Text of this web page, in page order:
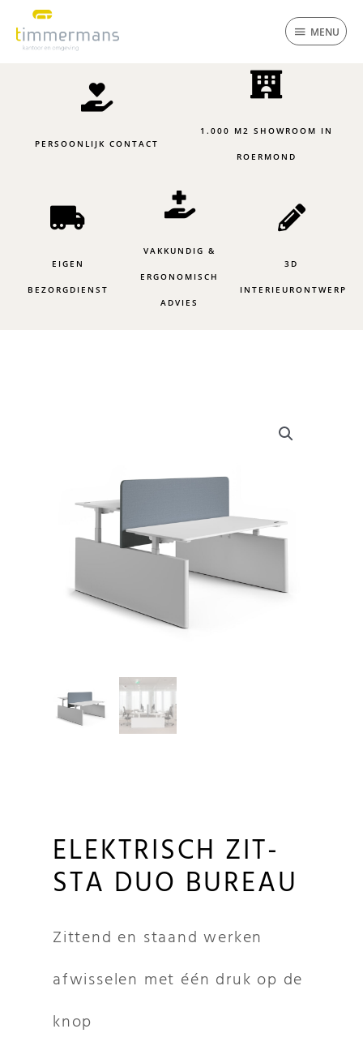
inhoud
MENU
PERSOONLIJK CONTACT
1.000 M2 SHOWROOM IN
ROERMOND
EIGEN
BEZORGDIENST
VAKKUNDIG &
ERGONOMISCH
ADVIES
3D
INTERIEURONTWERP
ELEKTRISCH ZIT-
STA DUO BUREAU
Zittend en staand werken
afwisselen met één druk op de
knop